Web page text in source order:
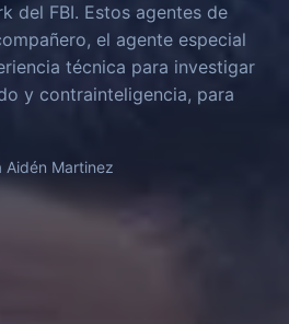
del FBI. Estos agentes de
el agente especial
técnica para investigar
y contrainteligencia, para
Aidén Martinez